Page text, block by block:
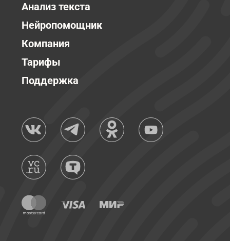
Анализ текста
Нейропомощник
Компания
Тарифы
Поддержка